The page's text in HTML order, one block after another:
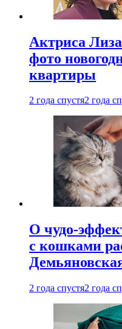
Актриса
фото
квартиры
2 года спустя2 года
О чудо-
с кошками
2 года спустя2 года